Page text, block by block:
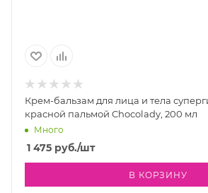
Крем-бальзам для лица и тела
красной пальмой Chocolady, 200 мл
Много
1 475 руб./шт
В КОРЗИНУ